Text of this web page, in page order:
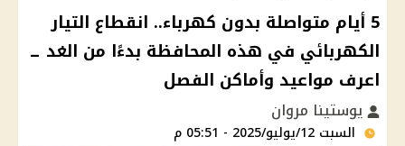
5 أيام متواصلة بدون كهرباء.. انقطاع التيار
الكهربائي في هذه المحافظة بدءًا من الغد ــ
اعرف مواعيد وأماكن الفصل
يوستينا مروان
السبت 12/يوليو/2025 - 05:51 م